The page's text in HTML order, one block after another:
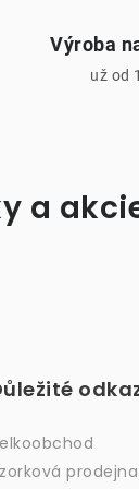
v
k
p
Výroba
už od
a
prodejna